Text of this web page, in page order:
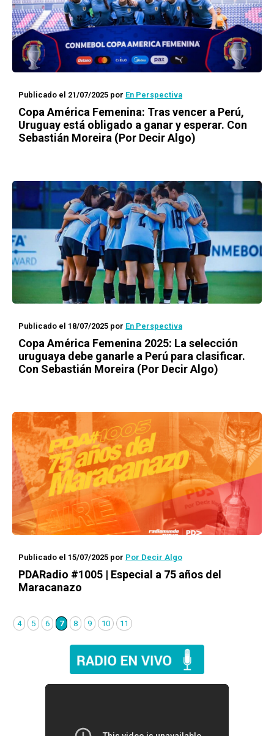
Publicado el 21/07/2025 por En Perspectiva
Copa América Femenina: Tras vencer a Perú,
Uruguay está obligado a ganar y esperar. Con
Sebastián Moreira (Por Decir Algo)
Publicado el 18/07/2025 por En Perspectiva
Copa América Femenina 2025: La selección
uruguaya debe ganarle a Perú para clasificar.
Con Sebastián Moreira (Por Decir Algo)
Publicado el 15/07/2025 por Por Decir Algo
PDARadio #1005 | Especial a 75 años del
Maracanazo
4 5 6 7 8 9 10 11